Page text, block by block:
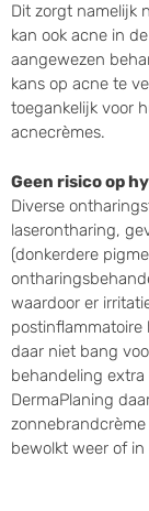
Dit zorgt namelijk
kan ook acne in
aangewezen
kans op acne te
toegankelijk voor
acnecrèmes.
Geen risico op
Diverse
laserontharing,
(donkerdere
waardoor er
daar niet bang
behandeling extra
DermaPlaning
bewolkt weer of